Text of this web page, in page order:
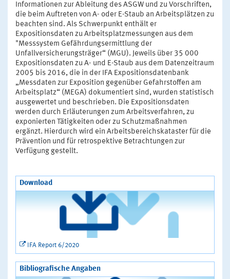
Informationen zur Ableitung des ASGW und zu Vorschriften,
die beim Auftreten von A- oder E-Staub an Arbeitsplätzen zu
beachten sind. Als Schwerpunkt enthält er
Expositionsdaten zu Arbeitsplatzmessungen aus dem
"Messsystem Gefährdungsermittlung der
Unfallversicherungsträger“ (MGU). Jeweils über 35 000
Expositionsdaten zu A- und E-Staub aus dem Datenzeitraum
2005 bis 2016, die in der IFA Expositionsdatenbank
„Messdaten zur Exposition gegenüber Gefahrstoffen am
Arbeitsplatz“ (MEGA) dokumentiert sind, wurden statistisch
ausgewertet und beschrieben. Die Expositionsdaten
werden durch Erläuterungen zum Arbeitsverfahren, zu
exponierten Tätigkeiten oder zu Schutzmaßnahmen
ergänzt. Hierdurch wird ein Arbeitsbereichskataster für die
Prävention und für retrospektive Betrachtungen zur
Verfügung gestellt.
Download
IFA Report 6/2020
Bibliografische Angaben